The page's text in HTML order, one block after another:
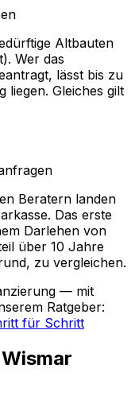
Altbauten
Wer das
lässt bis zu
liegen. Gleiches gilt
Beratern landen
Das erste
Darlehen von
über 10 Jahre
zu vergleichen.
— mit
Ratgeber:
für Schritt